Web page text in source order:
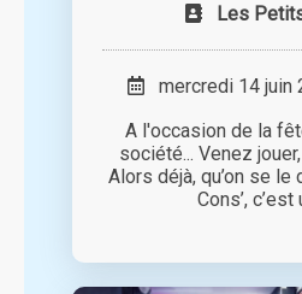
Les
mercredi 14 juin
A l'occasion de la
société... Venez
Alors déjà, qu’on se
Cons’, c’est